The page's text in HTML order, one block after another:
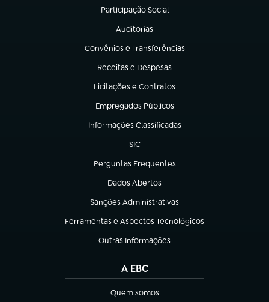
Participação Social
(abre em nova aba)
Auditorias
(abre em nova aba)
Convênios e Transferências
(abre em nova aba)
Receitas e Despesas
(abre em nova aba)
Licitações e Contratos
(abre em nova aba)
Empregados Públicos
(abre em nova aba)
Informações Classificadas
(abre em nova aba)
SIC
(abre em nova aba)
Perguntas Frequentes
(abre em nova aba)
Dados Abertos
(abre em nova aba)
Sanções Administrativas
(abre em nova aba)
Ferramentas e Aspectos Tecnológicos
(abre em nova aba)
Outras Informações
(abre em nova aba)
A EBC
Quem somos
(abre em nova aba)